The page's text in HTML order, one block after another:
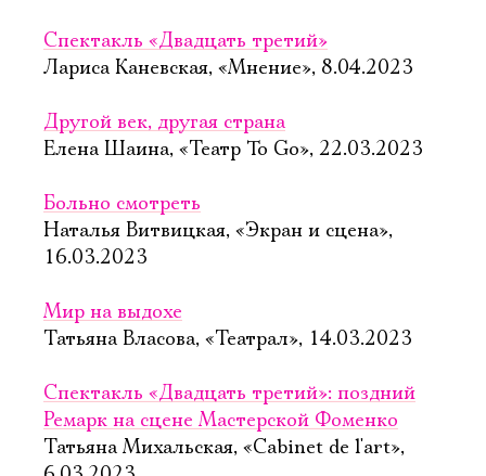
Спектакль «Двадцать третий»
Лариса Каневская, «Мнение», 8.04.2023
Другой век, другая страна
Елена Шаина, «Театр To Go», 22.03.2023
Больно смотреть
Наталья Витвицкая, «Экран и сцена»,
16.03.2023
Мир на выдохе
Татьяна Власова, «Театрал», 14.03.2023
Спектакль «Двадцать третий»: поздний
Ремарк на сцене Мастерской Фоменко
Татьяна Михальская, «Cabinet de l'art»,